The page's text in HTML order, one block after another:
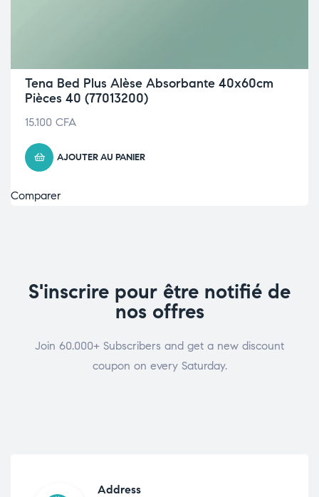
Tena Bed Plus Alèse Absorbante 40x60cm
Pièces 40 (77013200)
15.100 CFA
AJOUTER AU PANIER
Comparer
S'inscrire pour être notifié de
nos offres
Join 60.000+ Subscribers and get a new discount
coupon on every Saturday.
Address